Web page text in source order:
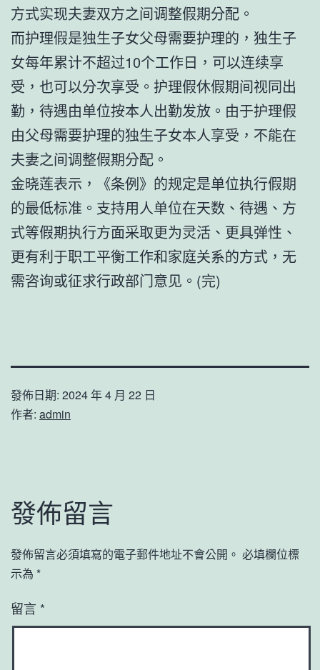
方式实现夫妻双方之间调整假期分配。
而护理假是独生子女父母需要护理的，独生子
女每年累计不超过10个工作日，可以连续享
受，也可以分次享受。护理假休假期间视同出
勤，待遇由单位按本人出勤发放。由于护理假
由父母需要护理的独生子女本人享受，不能在
夫妻之间调整假期分配。
金晓莲表示，《条例》的规定是单位执行假期
的最低标准。支持用人单位在天数、待遇、方
式等假期执行方面采取更为灵活、更具弹性、
更有利于职工平衡工作和家庭关系的方式，无
需咨询或征求行政部门意见。(完)
發佈日期: 2024 年 4 月 22 日
作者: admin
發佈留言
發佈留言必須填寫的電子郵件地址不會公開。 必填欄位標
示為 *
留言 *